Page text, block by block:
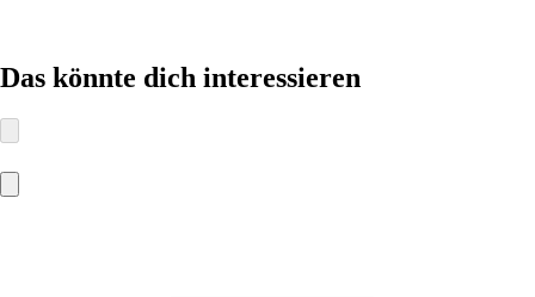
Das könnte dich interessieren